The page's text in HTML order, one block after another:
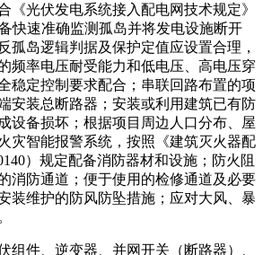
《光伏发电系统接入配电网技术规定》
备快速准确监测孤岛并将发电设施断开
孤岛逻辑判据及保护定值应设置合理，
频率电压耐受能力和低电压、高电压穿
稳定控制要求配合；串联回路布置的项
安装总断路器；安装或利用建筑已有防
设备损坏；根据项目周边人口分布、屋
灾智能报警系统，按照《建筑灭火器配
）规定配备消防器材和设施；防火阻
消防通道；便于使用的检修通道及必要
装维护的防风防坠措施；应对大风、暴
组件、逆变器、并网开关（断路器）、